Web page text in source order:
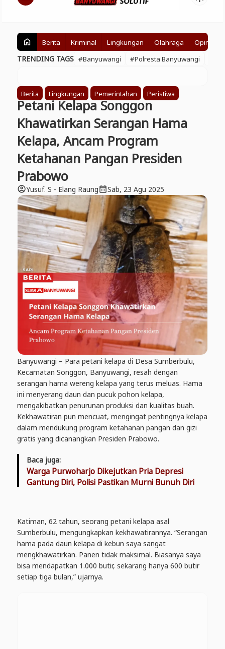
home Berita Kriminal Lingkungan Olahraga Opini
TRENDING TAGS #Banyuwangi #Polresta Banyuwangi
Berita Lingkungan Pemerintahan Peristiwa
Petani Kelapa Songgon
Khawatirkan Serangan Hama
Kelapa, Ancam Program
Ketahanan Pangan Presiden
Prabowo
account_circleYusuf. S - Elang Raungcalendar_monthSab, 23 Agu 2025
Banyuwangi – Para petani kelapa di Desa Sumberbulu,
Kecamatan Songgon, Banyuwangi, resah dengan
serangan hama wereng kelapa yang terus meluas. Hama
ini menyerang daun dan pucuk pohon kelapa,
mengakibatkan penurunan produksi dan kualitas buah.
Kekhawatiran pun mencuat, mengingat pentingnya kelapa
dalam mendukung program ketahanan pangan dan gizi
gratis yang dicanangkan Presiden Prabowo.
Baca juga:
Warga Purwoharjo Dikejutkan Pria Depresi
Gantung Diri, Polisi Pastikan Murni Bunuh Diri
Katiman, 62 tahun, seorang petani kelapa asal
Sumberbulu, mengungkapkan kekhawatirannya. “Serangan
hama pada daun kelapa di kebun saya sangat
mengkhawatirkan. Panen tidak maksimal. Biasanya saya
bisa mendapatkan 1.000 butir, sekarang hanya 600 butir
setiap tiga bulan,” ujarnya.